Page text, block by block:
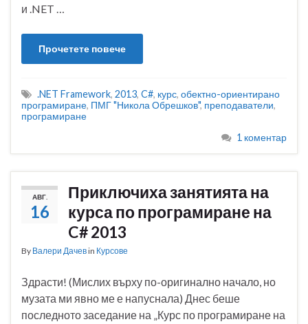
и .NET …
Прочетете повече
.NET Framework, 2013, C#, курс, обектно-ориентирано
програмиране, ПМГ "Никола Обрешков", преподаватели,
програмиране
1 коментар
АВГ.
16
Приключиха занятията на
курса по програмиране на
C# 2013
By Валери Дачевin Курсове
Здрасти! (Мислих върху по-оригинално начало, но
музата ми явно ме е напуснала) Днес беше
последното заседание на „Курс по програмиране на